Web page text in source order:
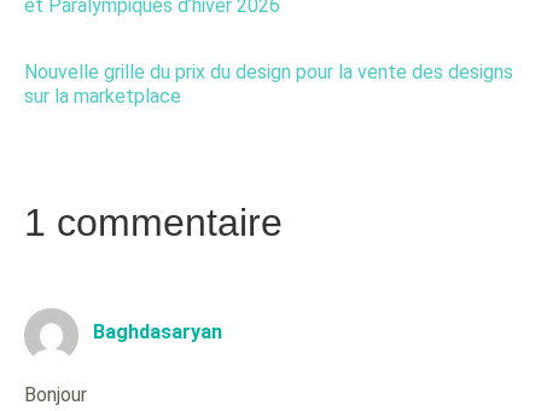
et Paralympiques d’hiver 2026
Nouvelle grille du prix du design pour la vente des designs
sur la marketplace
1 commentaire
Baghdasaryan
Bonjour